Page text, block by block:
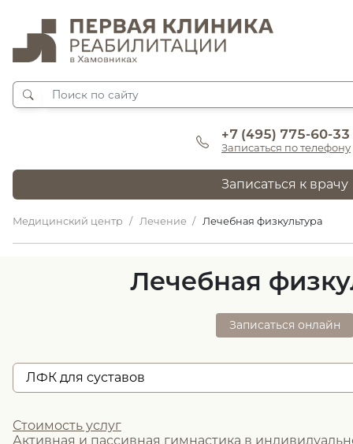
+7 (495) 775-60-33
Записаться по телефону
Записаться к врачу
Медицинский центр Лечение Лечебная физкультура
Лечебная
Записаться онлайн
ЛФК для суставов
Стоимость услуг
Активная и пассивная гимнастика в